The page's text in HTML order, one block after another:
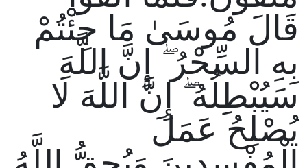
قَالَ مُوسَىٰ مَا جِئْتُمْ
بِهِ السِّحْرُ ۖ إِنَّ اللَّهَ
سَيُبْطِلُهُ ۖ إِنَّ اللَّهَ لَا
يُصْلِحُ عَمَلَ